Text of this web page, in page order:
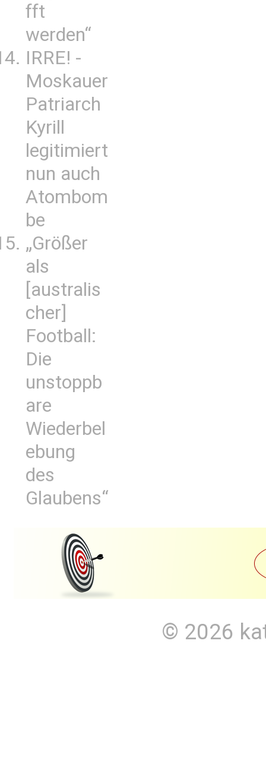
fft
werden“
IRRE! -
Moskauer
Patriarch
Kyrill
legitimiert
nun auch
Atombom
be
„Größer
als
[australis
cher]
Football:
Die
unstoppb
are
Wiederbel
ebung
des
Glaubens“
© 2026